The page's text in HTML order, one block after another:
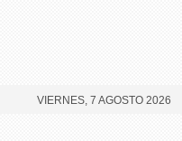
VIERNES, 7 AGOSTO 2026